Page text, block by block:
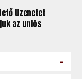
üzenetet
az uniós
-